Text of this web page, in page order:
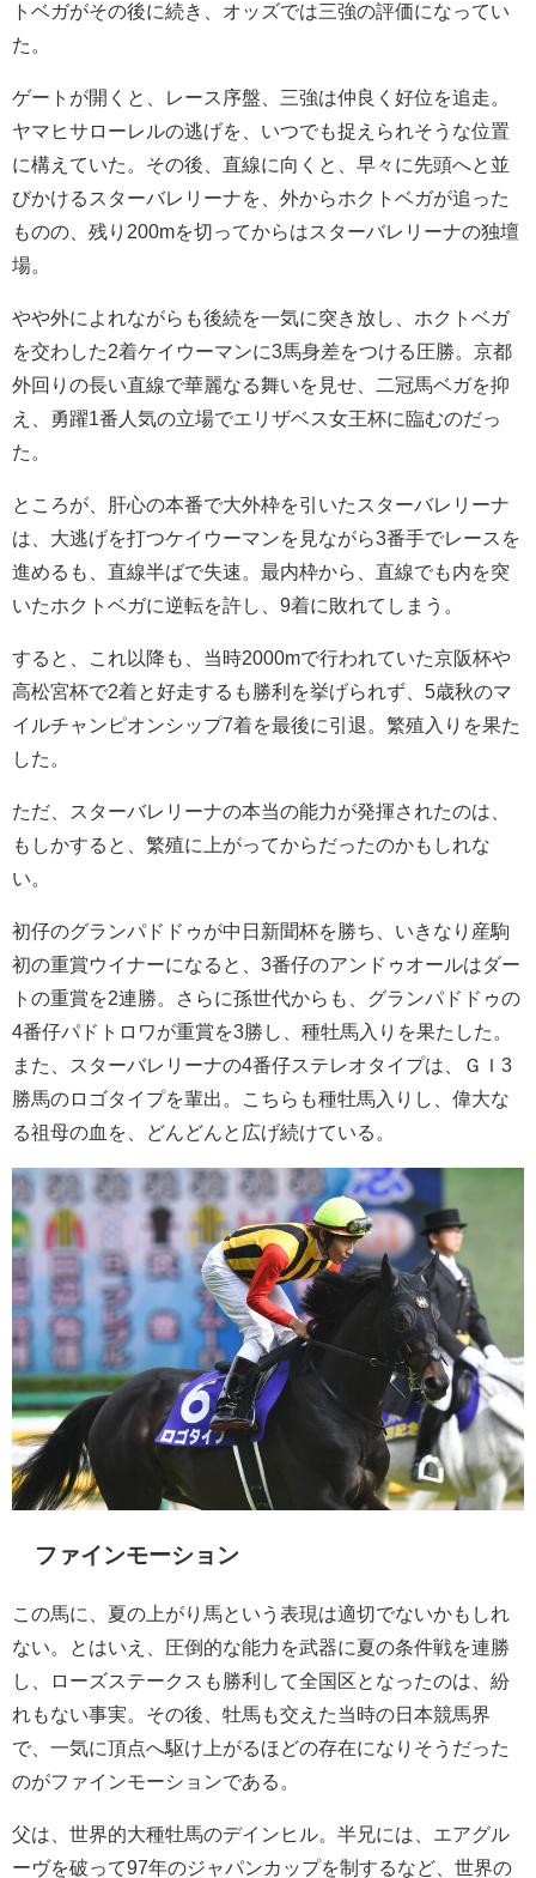
トベガがその後に続き、オッズでは三強の評価になってい
た。
ゲートが開くと、レース序盤、三強は仲良く好位を追走。
ヤマヒサローレルの逃げを、いつでも捉えられそうな位置
に構えていた。その後、直線に向くと、早々に先頭へと並
びかけるスターバレリーナを、外からホクトベガが追った
ものの、残り200mを切ってからはスターバレリーナの独壇
場。
やや外によれながらも後続を一気に突き放し、ホクトベガ
を交わした2着ケイウーマンに3馬身差をつける圧勝。京都
外回りの長い直線で華麗なる舞いを見せ、二冠馬ベガを抑
え、勇躍1番人気の立場でエリザベス女王杯に臨むのだっ
た。
ところが、肝心の本番で大外枠を引いたスターバレリーナ
は、大逃げを打つケイウーマンを見ながら3番手でレースを
進めるも、直線半ばで失速。最内枠から、直線でも内を突
いたホクトベガに逆転を許し、9着に敗れてしまう。
すると、これ以降も、当時2000mで行われていた京阪杯や
高松宮杯で2着と好走するも勝利を挙げられず、5歳秋のマ
イルチャンピオンシップ7着を最後に引退。繁殖入りを果た
した。
ただ、スターバレリーナの本当の能力が発揮されたのは、
もしかすると、繁殖に上がってからだったのかもしれな
い。
初仔のグランパドドゥが中日新聞杯を勝ち、いきなり産駒
初の重賞ウイナーになると、3番仔のアンドゥオールはダー
トの重賞を2連勝。さらに孫世代からも、グランパドドゥの
4番仔パドトロワが重賞を3勝し、種牡馬入りを果たした。
また、スターバレリーナの4番仔ステレオタイプは、ＧＩ3
勝馬のロゴタイプを輩出。こちらも種牡馬入りし、偉大な
る祖母の血を、どんどんと広げ続けている。
ファインモーション
この馬に、夏の上がり馬という表現は適切でないかもしれ
ない。とはいえ、圧倒的な能力を武器に夏の条件戦を連勝
し、ローズステークスも勝利して全国区となったのは、紛
れもない事実。その後、牡馬も交えた当時の日本競馬界
で、一気に頂点へ駆け上がるほどの存在になりそうだった
のがファインモーションである。
父は、世界的大種牡馬のデインヒル。半兄には、エアグル
ーヴを破って97年のジャパンカップを制するなど、世界の